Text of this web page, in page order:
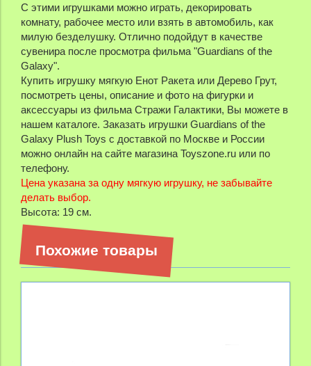
С этими игрушками можно играть, декорировать
комнату, рабочее место или взять в автомобиль, как
милую безделушку. Отлично подойдут в качестве
сувенира после просмотра фильма "Guardians of the
Galaxy".
Купить игрушку мягкую Енот Ракета или Дерево Грут,
посмотреть цены, описание и фото на фигурки и
аксессуары из фильма Стражи Галактики, Вы можете в
нашем каталоге. Заказать игрушки Guardians of the
Galaxy Plush Toys с доставкой по Москве и России
можно онлайн на сайте магазина Toyszone.ru или по
телефону.
Цена указана за одну мягкую игрушку, не забывайте
делать выбор.
Высота: 19 см.
Похожие товары